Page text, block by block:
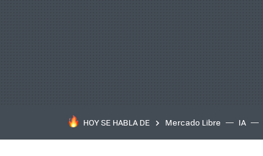
HOY SE HABLA DE Mercado Libre IA